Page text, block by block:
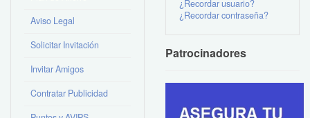
Aviso Legal
Solicitar Invitación
Invitar Amigos
Contratar Publicidad
¿Recordar usuario?
¿Recordar contraseña?
Patrocinadores